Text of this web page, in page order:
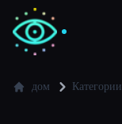
дом Категории